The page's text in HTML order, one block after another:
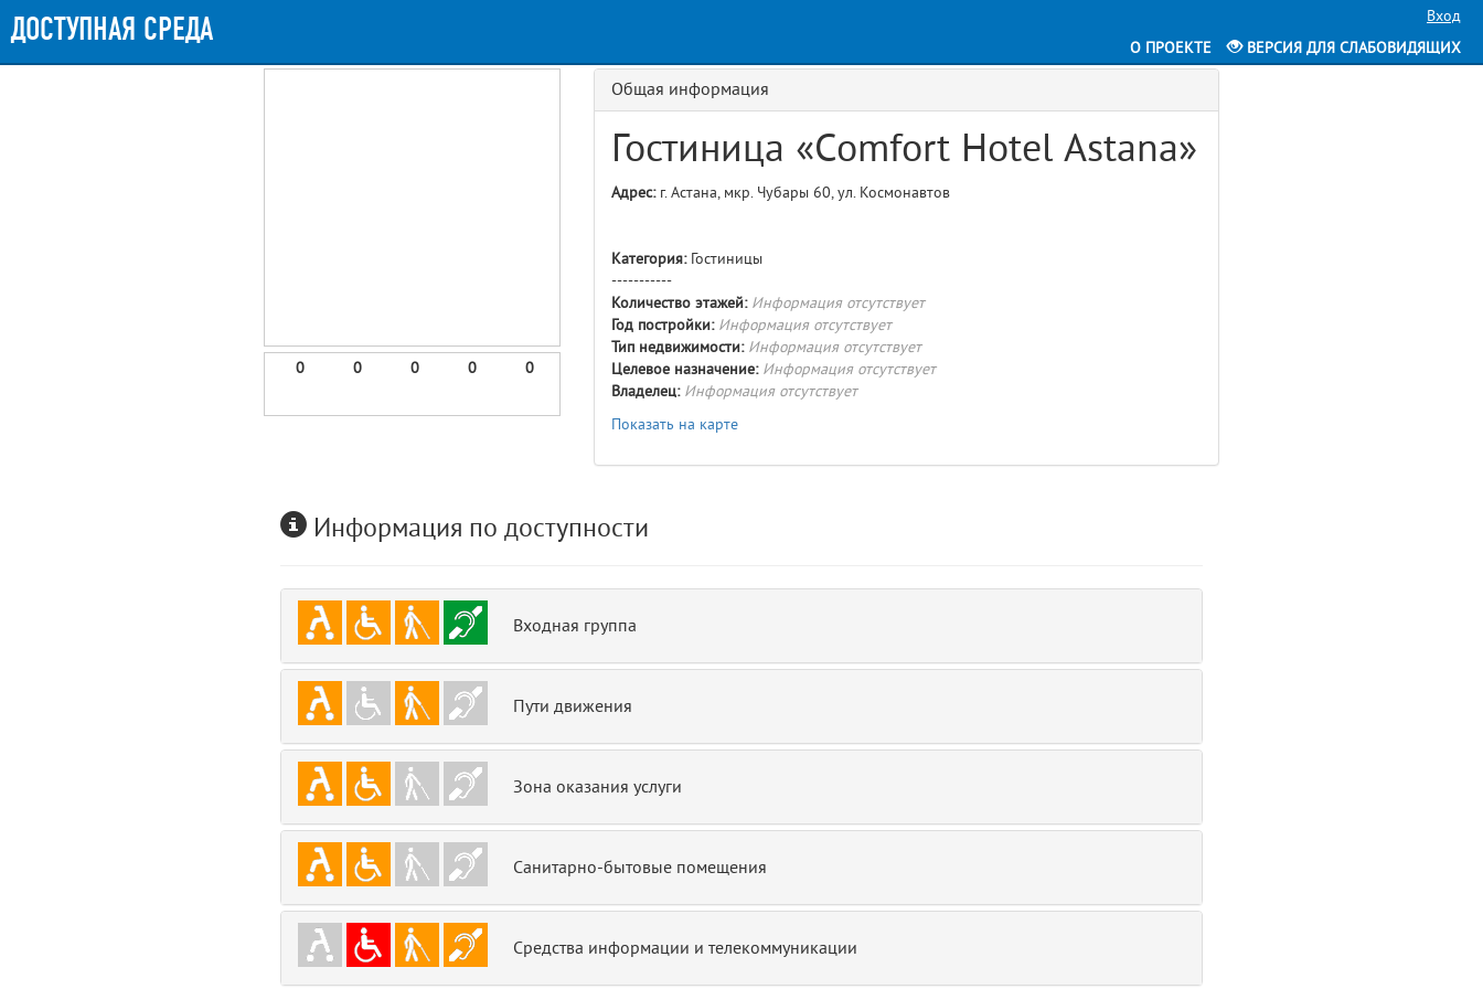
ДОСТУПНАЯ СРЕДА
Вход
О ПРОЕКТЕ
ВЕРСИЯ ДЛЯ СЛАБОВИДЯЩИХ
0 0 0 0 0
Общая информация
Гостиница «Comfort Hotel Astana»
Адрес:г. Астана, мкр. Чубары 60, ул. Космонавтов
Категория:Гостиницы
-----------
Количество этажей: Информация отсутствует
Год постройки: Информация отсутствует
Тип недвижимости: Информация отсутствует
Целевое назначение: Информация отсутствует
Владелец: Информация отсутствует
Показать на карте
Информация по доступности
Входная группа
Пути движения
Зона оказания услуги
Санитарно-бытовые помещения
Средства информации и телекоммуникации